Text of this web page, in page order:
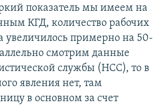
показатель мы имеем на
КГД, количество рабочих
увеличилось примерно на 50-
смотрим данные
службы (НСС), то в
явления нет, там
в основном за счет